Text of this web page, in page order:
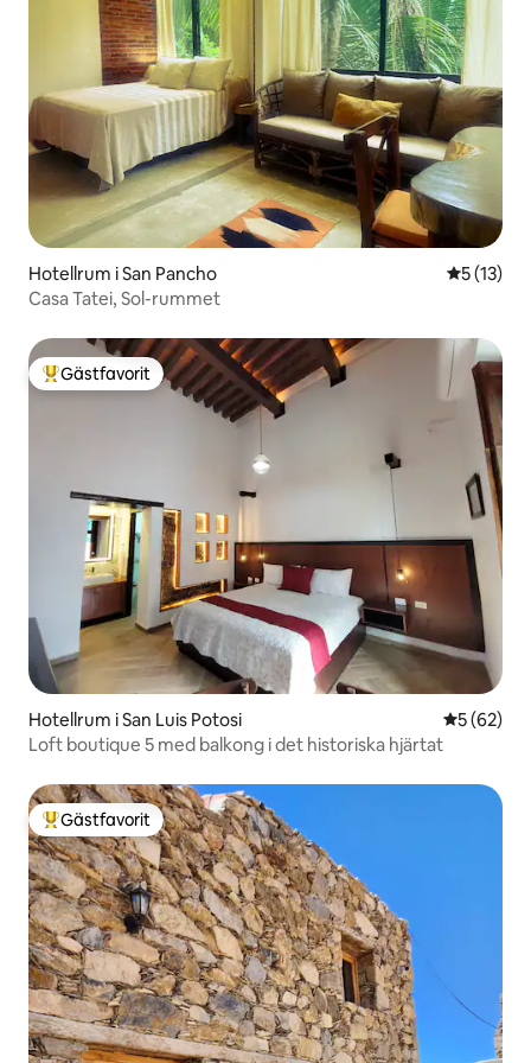
Hotellrum i San Pancho 5 av 5 i
5 (13)
Casa Tatei, Sol-rummet
Populär gästfavorit
Gästfavorit
Hotellrum i San Luis Potosi 5 av 5 i
5 (62)
Loft boutique 5 med balkong i det historiska hjärtat
Populär gästfavorit
Gästfavorit